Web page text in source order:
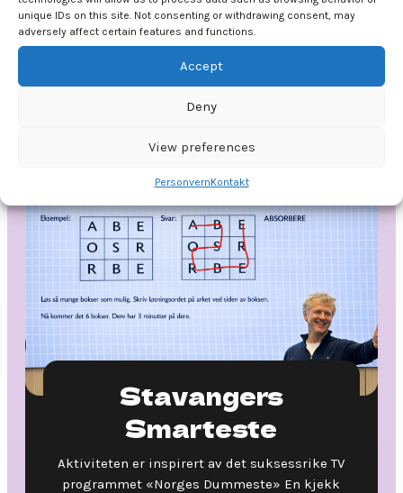
unique IDs on this site. Not consenting or withdrawing consent, may
adversely affect certain features and functions.
Accept
Deny
View preferences
PersonvernKontakt
Her får deltakerne kjenne på hvordan små
sammen. Lagene tror...
Stavangers
Smarteste
Aktiviteten er inspirert av det suksessrike TV
programmet «Norges Dummeste» En kjekk